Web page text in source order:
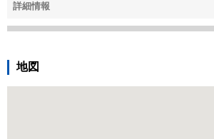
詳細情報
地図